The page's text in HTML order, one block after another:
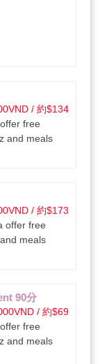
/ 約$134
free
and meals
/ 約$173
offer free
meals
90分
/ 約$69
free
and meals